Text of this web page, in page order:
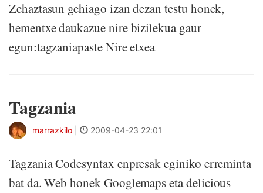
Zehaztasun gehiago izan dezan testu honek,
hementxe daukazue nire bizilekua gaur
egun:tagzaniapaste Nire etxea
Tagzania
marrazkilo 2009-04-23 22:01
Tagzania Codesyntax enpresak eginiko erreminta
bat da. Web honek Googlemaps eta delicious